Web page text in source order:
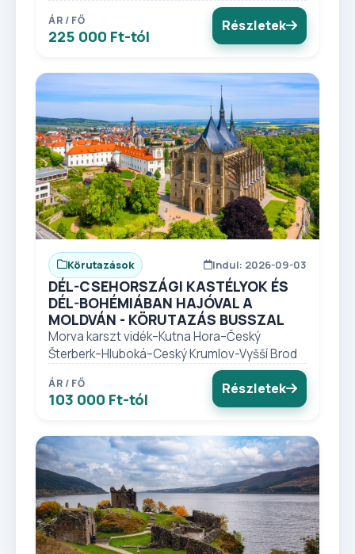
ÁR / FŐ
225 000 Ft-tól
Részletek
Körutazások Indul: 2026-09-03
DÉL-CSEHORSZÁGI KASTÉLYOK ÉS
DÉL-BOHÉMIÁBAN HAJÓVAL A
MOLDVÁN - KÖRUTAZÁS BUSSZAL
Morva karszt vidék–Kutna Hora–Český
Šterberk–Hluboká–Ceský Krumlov-Vyšší Brod
ÁR / FŐ
103 000 Ft-tól
Részletek